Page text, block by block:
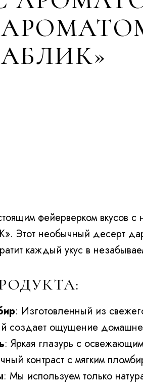
фейерверком вкусов
необычный десерт
каждый укус в
: Изготовленный из
создает ощущение
: Яркая глазурь с
контраст с мягким
: Мы используем только